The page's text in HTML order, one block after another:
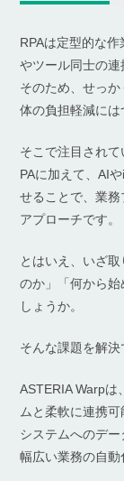
RPAは定型的な
やツール同士の連
そのため、せっ
体の負担軽減には
そこで注目され
PAに加えて、AI
せることで、業
アプローチです。
とはいえ、いざ
のか」「何から
しょうか。
そんな課題を解決
ASTERIA Warpは
ムと柔軟に連携
システムへのデー
幅広い業務の自動